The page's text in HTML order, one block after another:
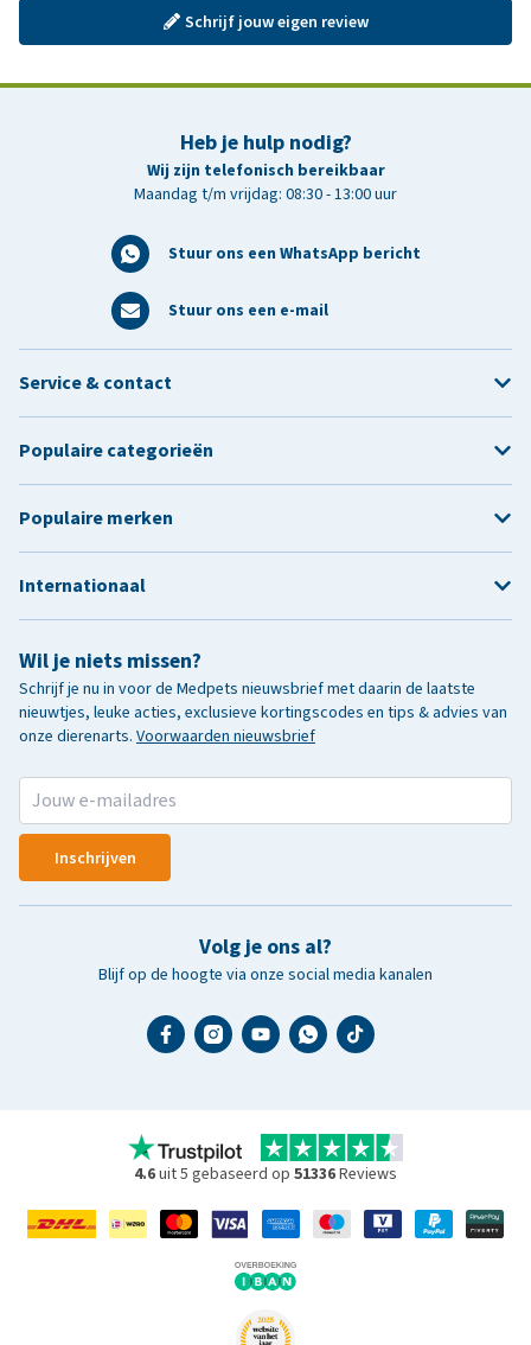
Schrijf jouw eigen review
Heb je hulp nodig?
Wij zijn telefonisch bereikbaar
Maandag t/m vrijdag: 08:30 - 13:00 uur
Stuur ons een WhatsApp bericht
Stuur ons een e-mail
Wil je niets missen?
Schrijf je nu in voor de Medpets nieuwsbrief met daarin de laatste
nieuwtjes, leuke acties, exclusieve kortingscodes en tips & advies van
onze dierenarts. Voorwaarden nieuwsbrief
Inschrijven
Volg je ons al?
Blijf op de hoogte via onze social media kanalen
Service & contact
Populaire categorieën
Populaire merken
Internationaal
4.6uit 5 gebaseerd op 51336Reviews